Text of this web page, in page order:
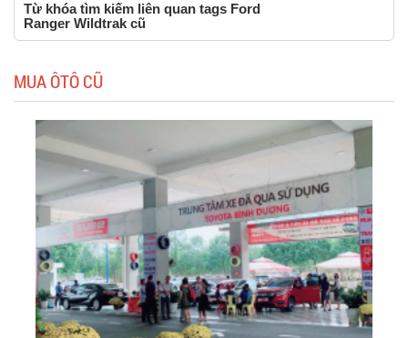
Từ khóa tìm kiếm liên quan tags Ford
Ranger Wildtrak cũ
MUA ÔTÔ CŨ